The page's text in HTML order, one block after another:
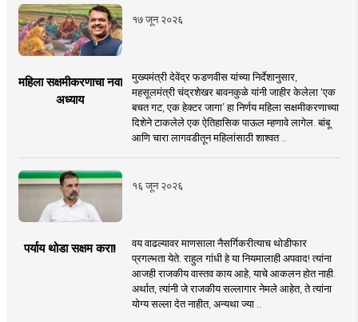
१७ जून २०२६
महिला सक्षमीकरणाचा नवा
अध्याय
मुख्यमंत्री देवेंद्र फडणवीस यांच्या निर्देशानुसार,
महसूलमंत्री चंद्रशेखर बावनकुळे यांनी जाहीर केलेला ‘एक
बचत गट, एक हेक्टर जागा’ हा निर्णय महिला सक्षमीकरणाच्या
दिशेने टाकलेले एक ऐतिहासिक पाऊल म्हणावे लागेल. बांबू
आणि चारा लागवडीतून महिलांसाठी शाश्वत ..
१६ जून २०२६
पर्याय थोडा सक्षम करा!
वय वाढल्यावर माणसाला नैसर्गिकरीत्याच थोडीफार
प्रगल्भता येते. राहुल गांधी हे या नियमालाही अपवाद! त्यांना
आजही राजकीय वास्तव काय आहे, याचे आकलन होत नाही.
अर्थात, त्यांनी जे राजकीय सल्लागार नेमले आहेत, ते त्यांना
योग्य सल्ला देत नाहीत, अन्यथा ज्या ..